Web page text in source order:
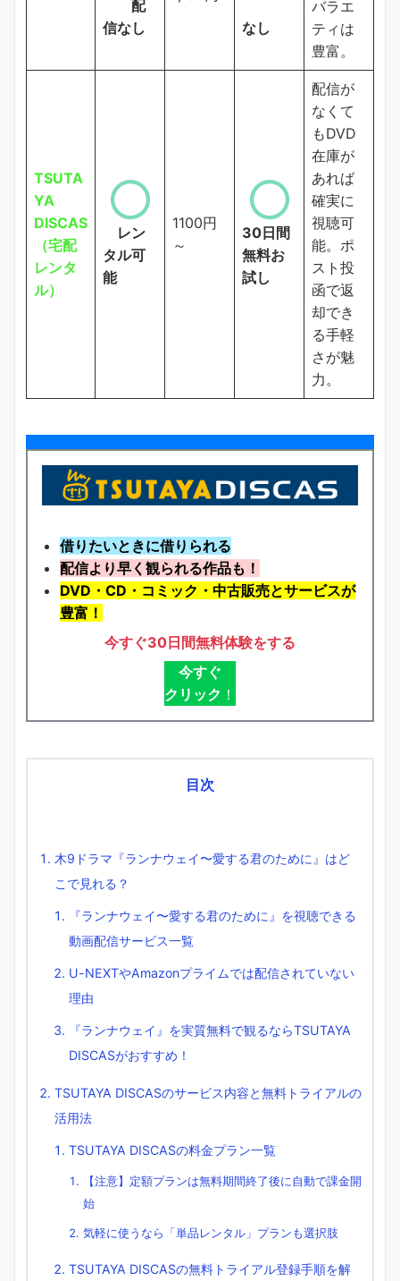
配
信なし
なし
バラエ
ティは
豊富。
TSUTA
YA
DISCAS
（宅配
レンタ
ル）
レン
タル可
能
1100円
～
30日間
無料お
試し
配信が
なくて
もDVD
在庫が
あれば
確実に
視聴可
能。ポ
スト投
函で返
却でき
る手軽
さが魅
力。
借りたいときに借りられる
配信より早く観られる作品も！
DVD・CD・コミック・中古販売とサービスが
豊富！
今すぐ30日間無料体験をする
今すぐ
クリック ！
目次
木9ドラマ『ランナウェイ〜愛する君のために』はど
こで見れる？
『ランナウェイ〜愛する君のために』を視聴できる
動画配信サービス一覧
U-NEXTやAmazonプライムでは配信されていない
理由
『ランナウェイ』を実質無料で観るならTSUTAYA
DISCASがおすすめ！
TSUTAYA DISCASのサービス内容と無料トライアルの
活用法
TSUTAYA DISCASの料金プラン一覧
【注意】定額プランは無料期間終了後に自動で課金開
始
気軽に使うなら「単品レンタル」プランも選択肢
TSUTAYA DISCASの無料トライアル登録手順を解